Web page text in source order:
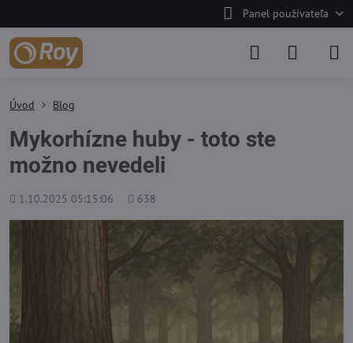
Panel používateľa
Úvod Blog
Mykorhízne huby - toto ste
možno nevedeli
Pridané
1.10.2025 05:15:06
Počet
638